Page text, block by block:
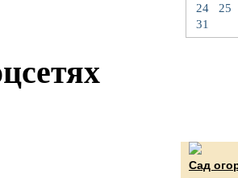
24
25
31
Сад